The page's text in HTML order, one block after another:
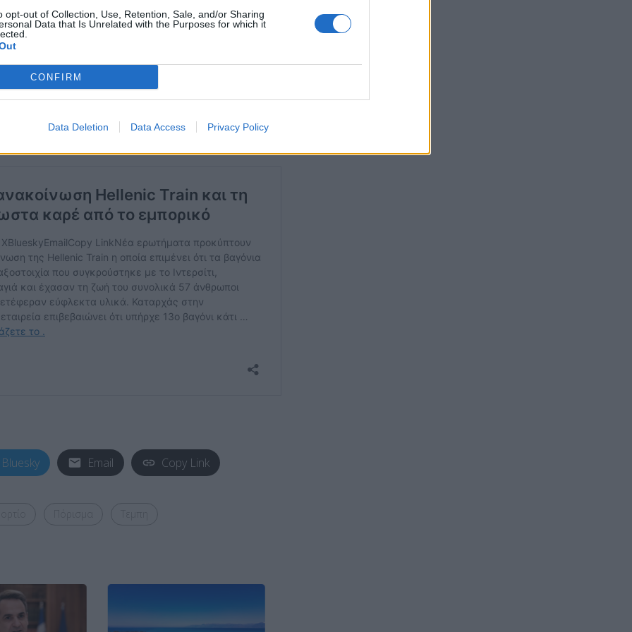
opt-out of Collection, Use, Retention, Sale, and/or Sharing
Data that Is Unrelated with the Purposes for which it
CONFIRM
Data Deletion Data Access Privacy Policy
και οι σταθμάρχες των σταθμών από
Ανακριτής, με έγγραφό τους ζήτησαν από την
υλικού από τον ΟΣΕ.
Bluesky Email Copy Link